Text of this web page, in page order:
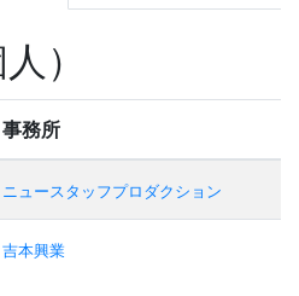
）
事務所
ニュースタッフプロダクション
吉本興業